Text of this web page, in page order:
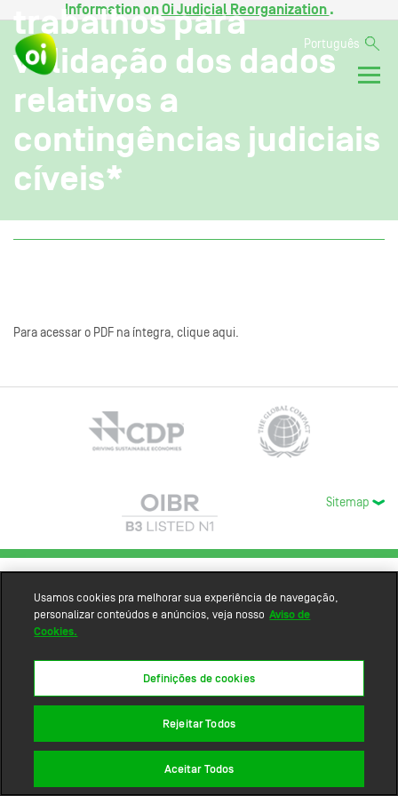
Information onOi Judicial Reorganization .
Português
trabalhos para
validação dos dados
relativos a
contingências judiciais
cíveis*
Para acessar o PDF na íntegra, clique aqui.
Sitemap
Usamos cookies pra melhorar sua experiência de navegação,
personalizar conteúdos e anúncios, veja nosso Aviso de
Cookies.
Definições de cookies
Rejeitar Todos
Aceitar Todos